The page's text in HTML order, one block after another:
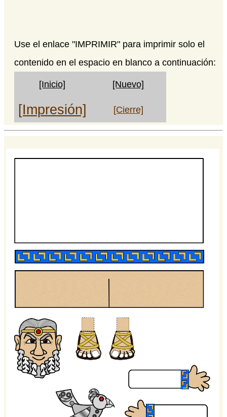
Use el enlace "IMPRIMIR" para imprimir solo el
contenido en el espacio en blanco a continuación:
[Inicio] [Nuevo]
[Impresión] [Cierre]